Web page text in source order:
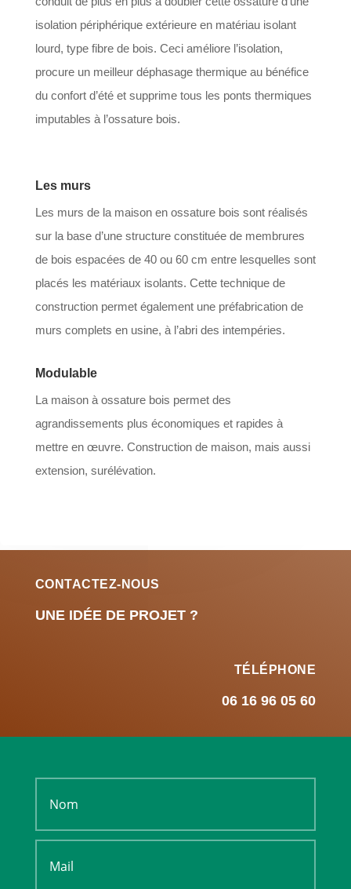
isolation périphérique extérieure en matériau isolant
lourd, type fibre de bois. Ceci améliore l’isolation,
procure un meilleur déphasage thermique au bénéfice
du confort d’été et supprime tous les ponts thermiques
imputables à l’ossature bois.
Les murs
Les murs de la maison en ossature bois sont réalisés
sur la base d’une structure constituée de membrures
de bois espacées de 40 ou 60 cm entre lesquelles sont
placés les matériaux isolants. Cette technique de
construction permet également une préfabrication de
murs complets en usine, à l’abri des intempéries.
Modulable
La maison à ossature bois permet des
agrandissements plus économiques et rapides à
mettre en œuvre. Construction de maison, mais aussi
extension, surélévation.
CONTACTEZ-NOUS
UNE IDÉE DE PROJET ?
TÉLÉPHONE
06 16 96 05 60